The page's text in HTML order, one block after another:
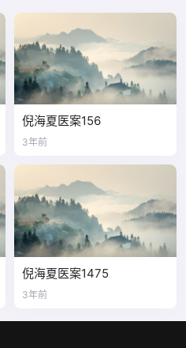
倪海夏医案156
3年前
倪海夏医案1475
3年前